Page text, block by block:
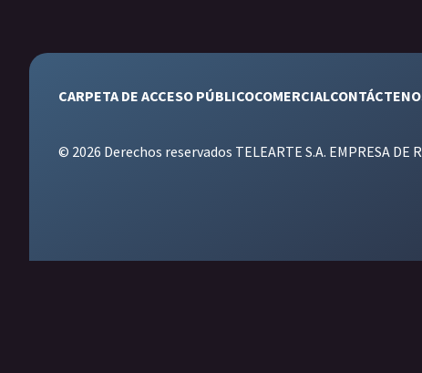
CARPETA DE ACCESO PÚBLICOCOMERCIAL
© 2026 Derechos reservados TELEARTE S.A. EMPRESA DE